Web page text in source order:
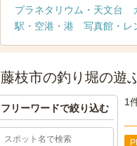
プラネタリウム・天文台
駅・空港・港
写真館・レ
藤枝市の釣り堀の遊
1
フリーワードで絞り込む